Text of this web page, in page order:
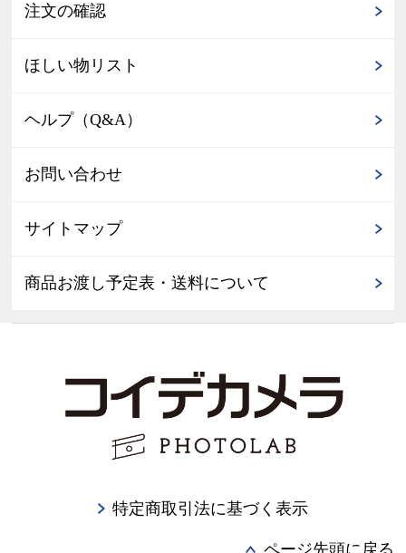
注文の確認
ほしい物リスト
ヘルプ（Q&A）
お問い合わせ
サイトマップ
商品お渡し予定表・送料について
特定商取引法に基づく表示